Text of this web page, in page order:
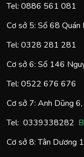
Tel: 0886 561 081
Cơ sở 5: Số 68 Quán
Tel: 0328 281 281
Cơ sở 6: Số 146
Tel: 0522 676 676
Cơ sở 7: Anh Dũng
Tel: 0339338282
Cơ sở 8: Tân Dương